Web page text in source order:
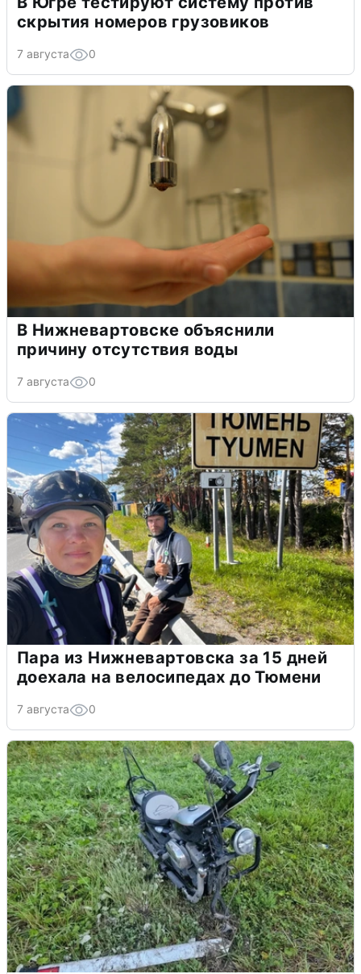
скрытия номеров грузовиков
7 августа 0
В Нижневартовске объяснили
причину отсутствия воды
7 августа 0
Пара из Нижневартовска за 15 дней
доехала на велосипедах до Тюмени
7 августа 0